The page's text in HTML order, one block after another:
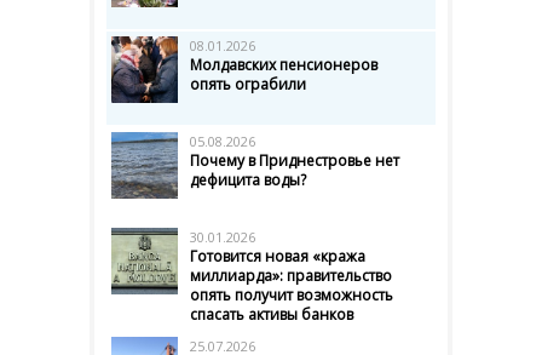
08.01.2026
Молдавских пенсионеров
опять ограбили
05.08.2026
Почему в Приднестровье нет
дефицита воды?
30.01.2026
Готовится новая «кража
миллиарда»: правительство
опять получит возможность
спасать активы банков
25.07.2026